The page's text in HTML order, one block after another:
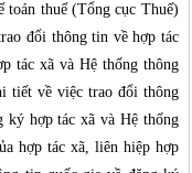
thuế (Tổng cục Thuế)
đổi thông tin về hợp tác
tác xã và Hệ thống thông
tiết về việc trao đổi thông
ký hợp tác xã và Hệ thống
hợp tác xã, liên hiệp hợp